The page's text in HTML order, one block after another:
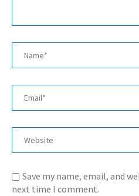
Save my name, email, and
next time I comment.